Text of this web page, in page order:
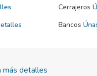
Cerrajeros
Bancos
más detalles